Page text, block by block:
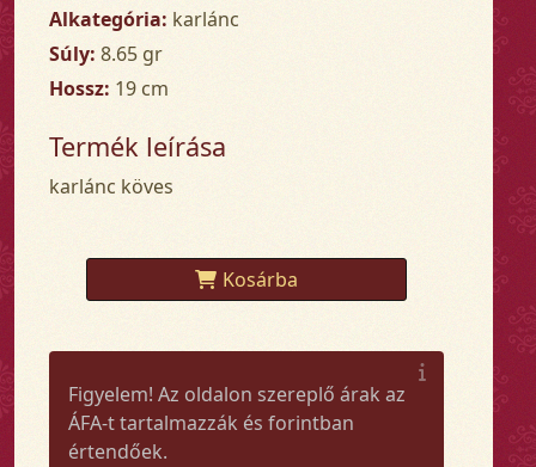
Alkategória: karlánc
Súly: 8.65 gr
Hossz: 19 cm
Termék leírása
karlánc köves
Kosárba
Figyelem! Az oldalon szereplő árak az
ÁFA-t tartalmazzák és forintban
értendőek.